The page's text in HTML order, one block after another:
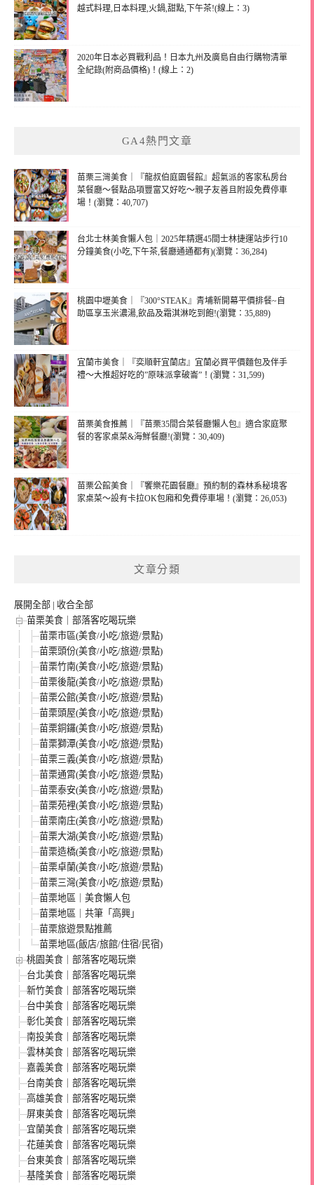
越式料理,日本料理,火鍋,甜點,下午茶!(線上：3)
2020年日本必買戰利品！日本九州及廣島自由行購物清單
全紀錄(附商品價格)！(線上：2)
GA4熱門文章
苗栗三灣美食｜『龍叔伯庭園餐館』超氣派的客家私房台
菜餐廳～餐點品項豐富又好吃～親子友善且附設免費停車
場！(瀏覽：40,707)
台北士林美食懶人包｜2025年精選45間士林捷運站步行10
分鐘美食(小吃,下午茶,餐廳通通都有)(瀏覽：36,284)
桃園中壢美食｜『300°STEAK』青埔新開幕平價排餐~自
助區享玉米濃湯,飲品及霜淇淋吃到飽!(瀏覽：35,889)
宜蘭市美食｜『奕順軒宜蘭店』宜蘭必買平價麵包及伴手
禮～大推超好吃的”原味派拿破崙”！(瀏覽：31,599)
苗栗美食推薦｜『苗栗35間合菜餐廳懶人包』適合家庭聚
餐的客家桌菜&海鮮餐廳!(瀏覽：30,409)
苗栗公館美食｜『饗樂花園餐廳』預約制的森林系秘境客
家桌菜～設有卡拉OK包廂和免費停車場！(瀏覽：26,053)
文章分類
展開全部 | 收合全部
苗栗美食｜部落客吃喝玩樂
苗栗市區(美食/小吃/旅遊/景點)
苗栗頭份(美食/小吃/旅遊/景點)
苗栗竹南(美食/小吃/旅遊/景點)
苗栗後龍(美食/小吃/旅遊/景點)
苗栗公館(美食/小吃/旅遊/景點)
苗栗頭屋(美食/小吃/旅遊/景點)
苗栗銅鑼(美食/小吃/旅遊/景點)
苗栗獅潭(美食/小吃/旅遊/景點)
苗栗三義(美食/小吃/旅遊/景點)
苗栗通霄(美食/小吃/旅遊/景點)
苗栗泰安(美食/小吃/旅遊/景點)
苗栗苑裡(美食/小吃/旅遊/景點)
苗栗南庄(美食/小吃/旅遊/景點)
苗栗大湖(美食/小吃/旅遊/景點)
苗栗造橋(美食/小吃/旅遊/景點)
苗栗卓蘭(美食/小吃/旅遊/景點)
苗栗三灣(美食/小吃/旅遊/景點)
苗栗地區｜美食懶人包
苗栗地區｜共筆「高興」
苗栗旅遊景點推薦
苗栗地區(飯店/旅館/住宿/民宿)
桃園美食｜部落客吃喝玩樂
台北美食｜部落客吃喝玩樂
新竹美食｜部落客吃喝玩樂
台中美食｜部落客吃喝玩樂
彰化美食｜部落客吃喝玩樂
南投美食｜部落客吃喝玩樂
雲林美食｜部落客吃喝玩樂
嘉義美食｜部落客吃喝玩樂
台南美食｜部落客吃喝玩樂
高雄美食｜部落客吃喝玩樂
屏東美食｜部落客吃喝玩樂
宜蘭美食｜部落客吃喝玩樂
花蓮美食｜部落客吃喝玩樂
台東美食｜部落客吃喝玩樂
基隆美食｜部落客吃喝玩樂